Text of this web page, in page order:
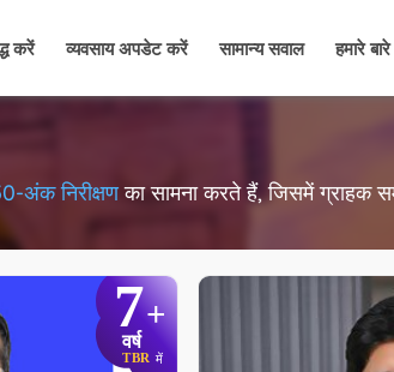
करें व्यवसाय अपडेट करें सामान्य सवाल हमारे
अंक निरीक्षणका सामना करते हैं, जिसमें ग्राहक
7+
वर्ष
TBR में